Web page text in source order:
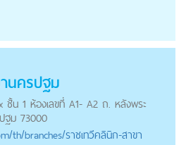
นครปฐม
ชั้น 1 ห้องเลขที่ A1- A2 ถ. หลังพระ
ฐม 73000
/th/branches/ราชเทวีคลินิก-สาขา